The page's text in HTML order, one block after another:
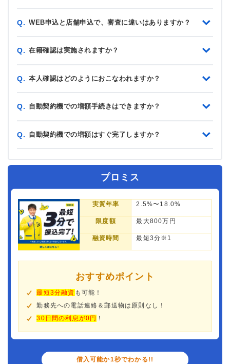
Q. WEB申込と店舗申込で、審査に違いはありますか？
Q. 在籍確認は実施されますか？
Q. 本人確認はどのようにおこなわれますか？
Q. 自動契約機での増額手続きはできますか？
Q. 自動契約機での増額はすぐ完了しますか？
プロミス
実質年率 2.5%〜18.0%
限度額 最大800万円
融資時間 最短3分※1
おすすめポイント
最短3分融資 も可能！
勤務先への電話連絡＆郵送物は原則なし！
30日間の利息が0円 ！
借入可能か1秒でわかる!!